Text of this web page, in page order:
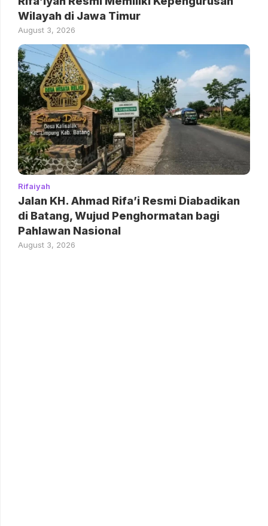
Wilayah di Jawa Timur
August 3, 2026
Rifaiyah
Jalan KH. Ahmad Rifa’i Resmi Diabadikan
di Batang, Wujud Penghormatan bagi
Pahlawan Nasional
August 3, 2026